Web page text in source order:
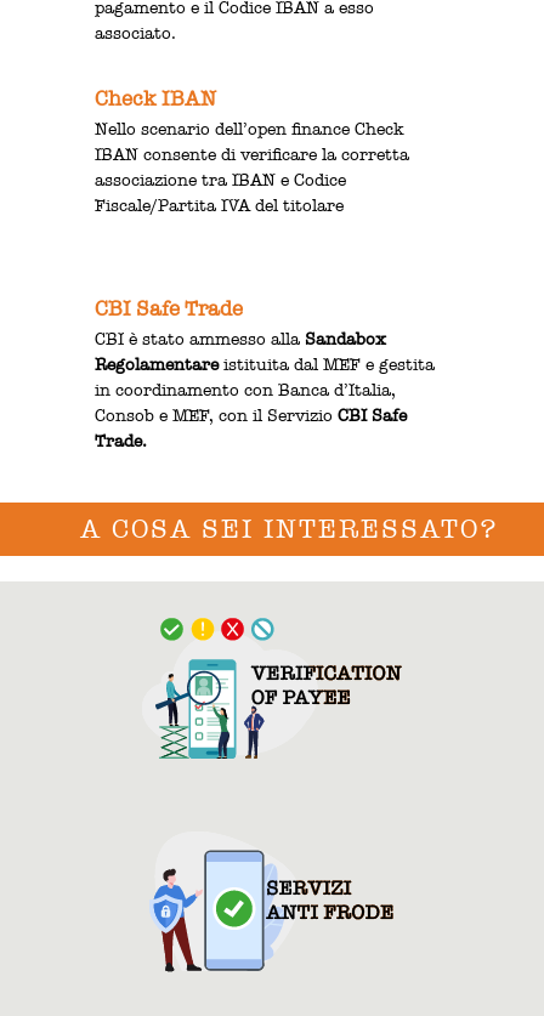
pagamento e il Codice IBAN a esso
associato.
Check IBAN
Nello scenario dell’open finance Check
IBAN consente di verificare la corretta
associazione tra IBAN e Codice
Fiscale/Partita IVA del titolare
CBI Safe Trade
CBI è stato ammesso allaSandabox
Regolamentareistituita dal MEF e gestita
in coordinamento con Banca d’Italia,
Consob e MEF, con il ServizioCBI Safe
Trade.
A COSA SEI INTERESSATO?